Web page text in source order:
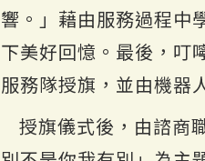
響。」藉由服務過程中
下美好回憶。最後，叮
服務隊授旗，並由機器
授旗儀式後，由諮商